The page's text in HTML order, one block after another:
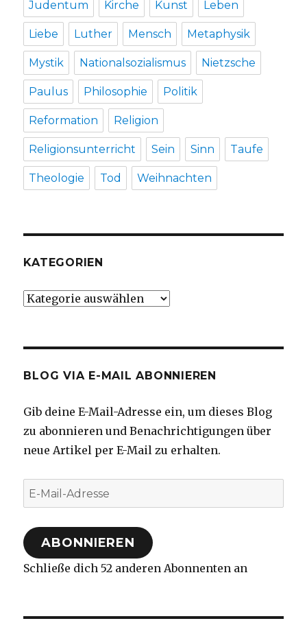
Judentum Kirche Kunst Leben
Liebe Luther Mensch Metaphysik
Mystik Nationalsozialismus Nietzsche
Paulus Philosophie Politik
Reformation Religion
Religionsunterricht Sein Sinn Taufe
Theologie Tod Weihnachten
KATEGORIEN
Kategorien
BLOG VIA E-MAIL ABONNIEREN
Gib deine E-Mail-Adresse ein, um dieses Blog
zu abonnieren und Benachrichtigungen über
neue Artikel per E-Mail zu erhalten.
E-
Mail-
Adresse
ABONNIEREN
Schließe dich 52 anderen Abonnenten an